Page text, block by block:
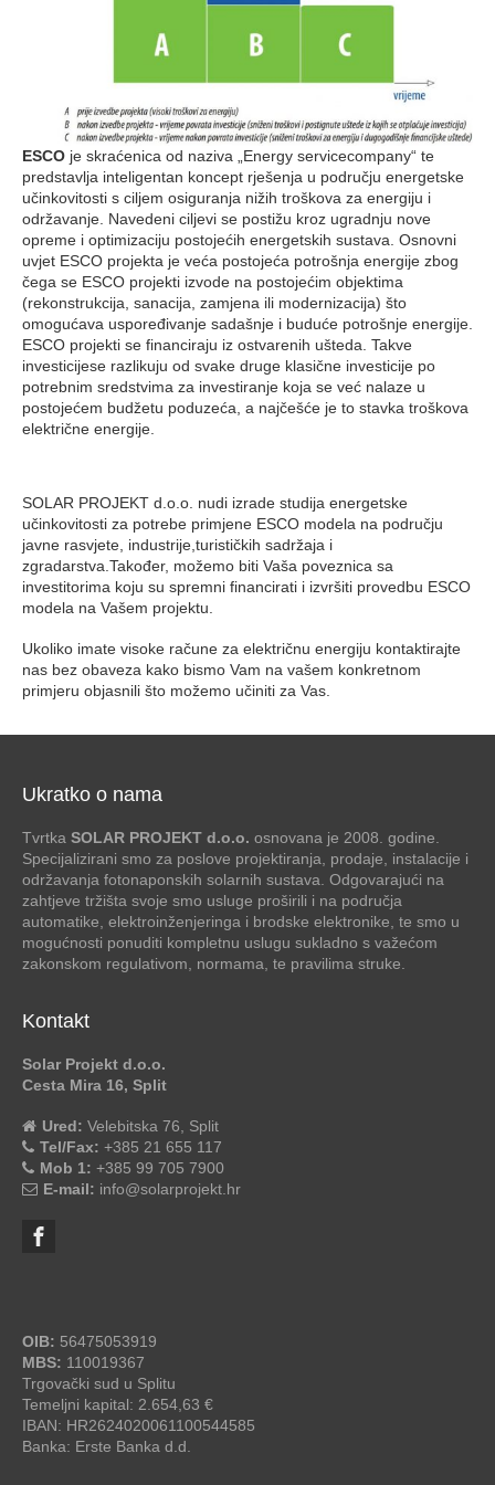
ESCO je skraćenica od naziva „Energy servicecompany“ te
predstavlja inteligentan koncept rješenja u području energetske
učinkovitosti s ciljem osiguranja nižih troškova za energiju i
održavanje. Navedeni ciljevi se postižu kroz ugradnju nove
opreme i optimizaciju postojećih energetskih sustava. Osnovni
uvjet ESCO projekta je veća postojeća potrošnja energije zbog
čega se ESCO projekti izvode na postojećim objektima
(rekonstrukcija, sanacija, zamjena ili modernizacija) što
omogućava uspoređivanje sadašnje i buduće potrošnje energije.
ESCO projekti se financiraju iz ostvarenih ušteda. Takve
investicijese razlikuju od svake druge klasične investicije po
potrebnim sredstvima za investiranje koja se već nalaze u
postojećem budžetu poduzeća, a najčešće je to stavka troškova
električne energije.
SOLAR PROJEKT d.o.o. nudi izrade studija energetske
učinkovitosti za potrebe primjene ESCO modela na području
javne rasvjete, industrije,turističkih sadržaja i
zgradarstva.Također, možemo biti Vaša poveznica sa
investitorima koju su spremni financirati i izvršiti provedbu ESCO
modela na Vašem projektu.
Ukoliko imate visoke račune za električnu energiju kontaktirajte
nas bez obaveza kako bismo Vam na vašem konkretnom
primjeru objasnili što možemo učiniti za Vas.
Ukratko o nama
Tvrtka SOLAR PROJEKT d.o.o. osnovana je 2008. godine.
Specijalizirani smo za poslove projektiranja, prodaje, instalacije i
održavanja fotonaponskih solarnih sustava. Odgovarajući na
zahtjeve tržišta svoje smo usluge proširili i na područja
automatike, elektroinženjeringa i brodske elektronike, te smo u
mogućnosti ponuditi kompletnu uslugu sukladno s važećom
zakonskom regulativom, normama, te pravilima struke.
Kontakt
Solar Projekt d.o.o.
Cesta Mira 16, Split
Ured: Velebitska 76, Split
Tel/Fax: +385 21 655 117
Mob 1: +385 99 705 7900
E-mail: info@solarprojekt.hr
OIB: 56475053919
MBS: 110019367
Trgovački sud u Splitu
Temeljni kapital: 2.654,63 €
IBAN: HR2624020061100544585
Banka: Erste Banka d.d.